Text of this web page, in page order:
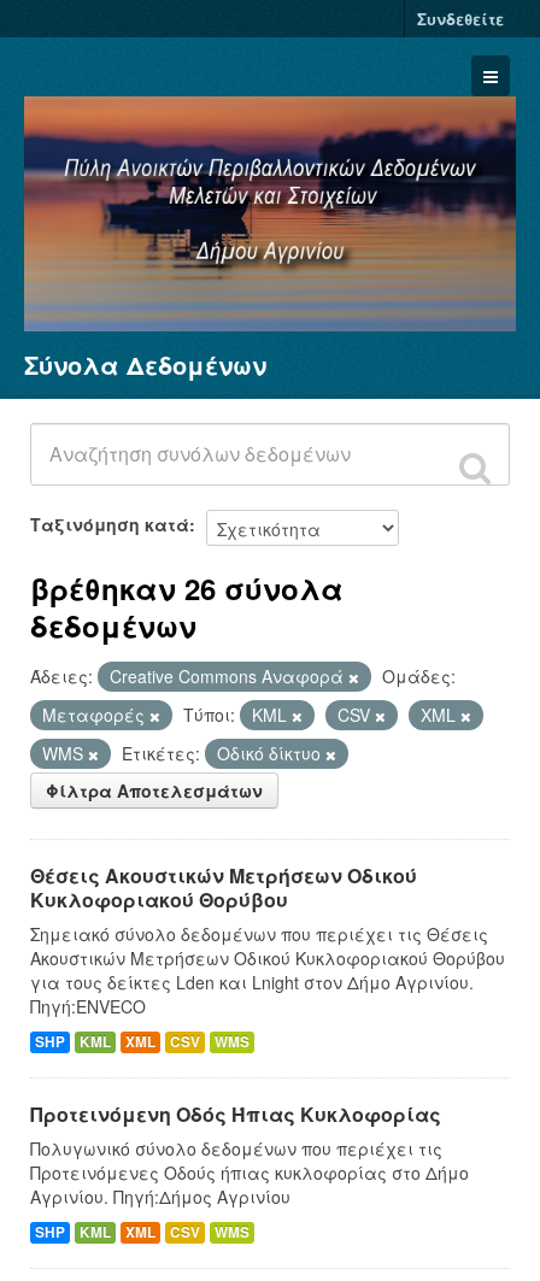
Συνδεθείτε
Σύνολα Δεδομένων
Φορείς
Ομάδες
Σχετικά
Σύνολα Δεδομένων
Ταξινόμηση κατά
βρέθηκαν 26 σύνολα
δεδομένων
Άδειες: Creative Commons Αναφορά
Ομάδες:
Μεταφορές
Τύποι: KML CSV
XML
WMS
Ετικέτες:
Οδικό δίκτυο
Φίλτρα Αποτελεσμάτων
Θέσεις Ακουστικών Μετρήσεων Οδικού
Κυκλοφοριακού Θορύβου
Σημειακό σύνολο δεδομένων που περιέχει τις Θέσεις
Ακουστικών Μετρήσεων Οδικού Κυκλοφοριακού Θορύβου
για τους δείκτες Lden και Lnight στον Δήμο Αγρινίου.
Πηγή:ENVECO
SHP KML XML CSV WMS
Προτεινόμενη Οδός Ήπιας Κυκλοφορίας
Πολυγωνικό σύνολο δεδομένων που περιέχει τις
Προτεινόμενες Οδούς ήπιας κυκλοφορίας στο Δήμο
Αγρινίου. Πηγή:Δήμος Αγρινίου
SHP KML XML CSV WMS